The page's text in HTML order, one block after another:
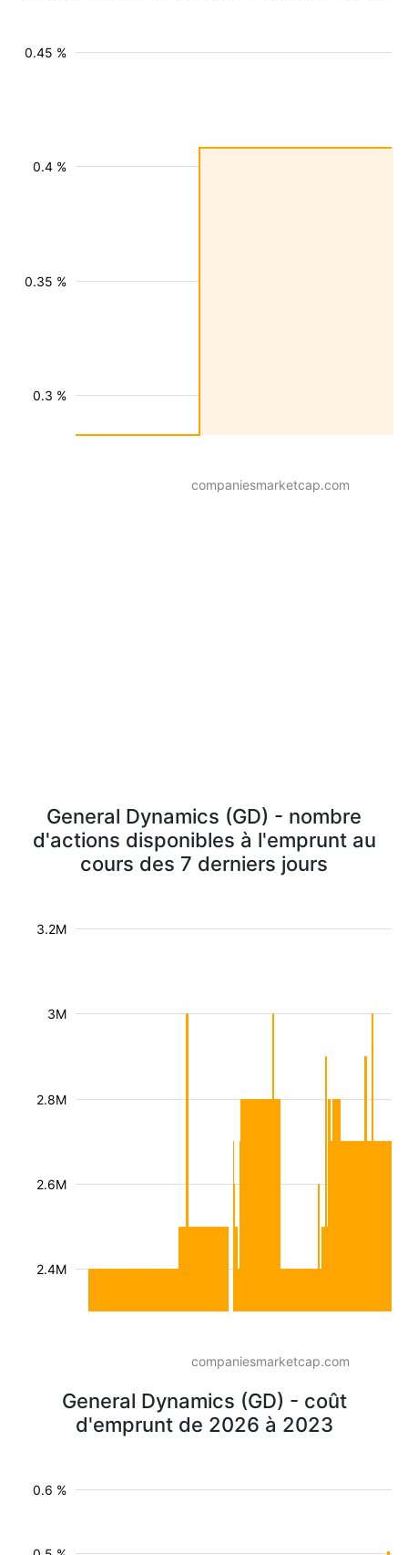
0.3 %
0.35 %
0.4 %
0.45 %
companiesmarketcap.com
General Dynamics (GD) - nombre
d'actions disponibles à l'emprunt au
cours des 7 derniers jours
2.4M
2.6M
2.8M
3M
3.2M
companiesmarketcap.com
General Dynamics (GD) - coût
d'emprunt de 2026 à 2023
0.6 %